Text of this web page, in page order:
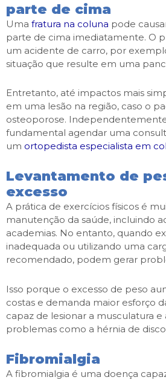
parte de cima
Uma fratura na coluna pode
parte de cima imediatamente. O
um acidente de carro, por
situação que resulte em uma
Entretanto, até impactos mais
em uma lesão na região, caso o
osteoporose.
fundamental agendar uma
um ortopedista especialista em
Levantamento de
excesso
A prática de exercícios físicos é
manutenção da saúde, incluindo
academias. No entanto, quando
inadequada ou utilizando uma
recomendado, podem gerar
Isso porque o excesso de peso
costas e demanda maior esforço
capaz de lesionar a musculatura
problemas como a hérnia de
Fibromialgia
A fibromialgia é uma doença